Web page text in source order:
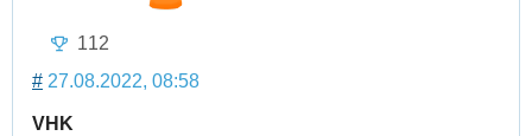
112
# 27.08.2022, 08:58
VHK